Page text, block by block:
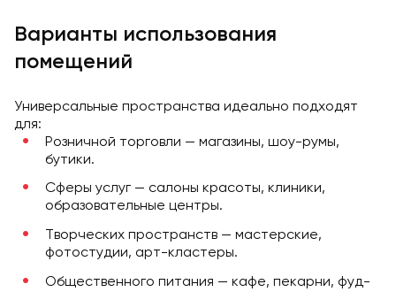
Варианты использования
помещений
Универсальные пространства идеально подходят
для:
Розничной торговли — магазины, шоу-румы,
бутики.
Сферы услуг — салоны красоты, клиники,
образовательные центры.
Творческих пространств — мастерские,
фотостудии, арт-кластеры.
Общественного питания — кафе, пекарни, фуд-